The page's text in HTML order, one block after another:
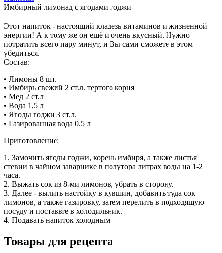
Имбирный лимонад с ягодами годжи
Этот напиток - настоящий кладезь витаминов и жизненной
энергии! А к тому же он ещё и очень вкусный. Нужно
потратить всего пару минут, и Вы сами сможете в этом
убедиться.
Состав:
• Лимоны 8 шт.
• Имбирь свежий 2 ст.л. тертого корня
• Мед 2 ст.л
• Вода 1,5 л
• Ягоды годжи 3 ст.л.
• Газированная вода 0.5 л
Приготовление:
1. Замочить ягоды годжи, корень имбиря, а также листья
стевии в чайном заварнике в полутора литрах воды на 1-2
часа.
2. Выжать сок из 8-ми лимонов, убрать в сторону.
3. Далее - вылить настойку в кувшин, добавить туда сок
лимонов, а также газировку, затем перелить в подходящую
посуду и поставьте в холодильник.
4. Подавать напиток холодным.
Товары для рецепта